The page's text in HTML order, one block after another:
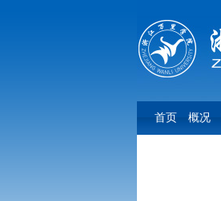
首页 概况